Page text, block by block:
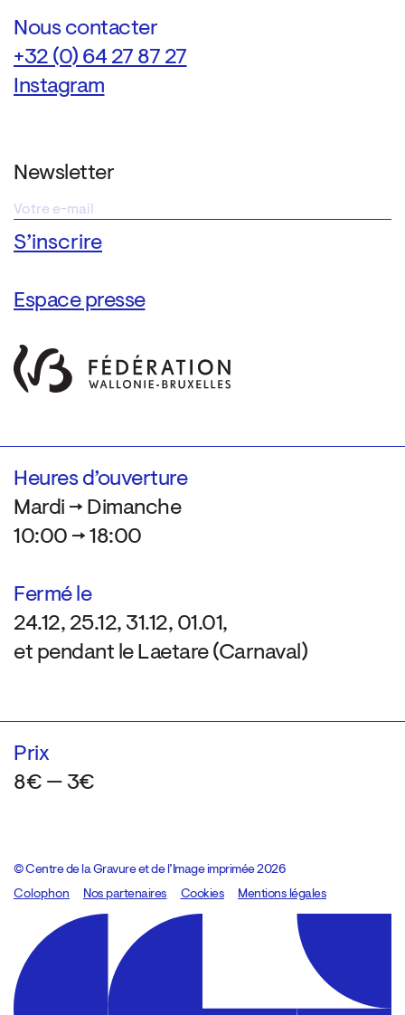
Nous contacter
+32 (0) 64 27 87 27
Instagram
Newsletter
Espace presse
Heures d’ouverture
Mardi → Dimanche
10:00 → 18:00
Fermé le
24.12, 25.12, 31.12, 01.01,
et pendant le Laetare (Carnaval)
Prix
8€ — 3€
© Centre de la Gravure et de l’Image imprimée 2026
Colophon
Design:Marcel Kaczmarek, code:8080.studio
Nos partenaires Cookies Mentions légales